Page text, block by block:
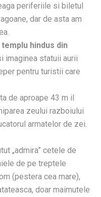
periferiile si biletul
dar de asta am
hindus din
imaginea statuii aurii
pentru turistii care
de aproape 43 m il
zeului razboiului
armatelor de zei.
„admira” cetele de
de pe treptele
(pestera cea mare),
doar maimutele